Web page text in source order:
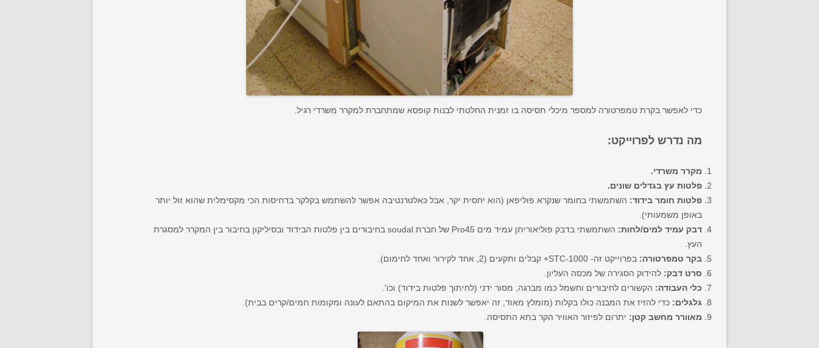
כדי לאפשר בקרת טמפרטורה למספר מיכלי תסיסה בו זמנית החלטתי לבנות קופסא שמתחברת למקרר משרדי רגיל.
מה נדרש לפרוייקט:
מקרר משרדי.
פלטות עץ בגדלים שונים.
פלטות חומר בידוד: השתמשתי בחומר שנקרא פוליפאן (הוא יחסית יקר, אבל כאלטרנטיבה אפשר להשתמש בקלקר בדחיסות הכי מקסימלית שהוא זול יותר
באופן משמעותי).
דבק עמיד למים/לחות:
השתמשתי בדבק פוליאוריתן עמיד מים Pro45 של חברת soudal בחיבורים בין פלטות הבידוד ובסיליקון בחיבור בין המקרר למסגרת
העץ.
בקר טמפרטורה: בפרוייקט זה- STC-1000+ קבלים ותקעים (2, אחד לקירור ואחד לחימום).
סרט דבק: להידוק הסגירה של מכסה העליון.
כלי העבודה: הקשורים לחיבורים וחשמל כמו מברגה, מסור ידני (לחיתוך פלטות בידוד) וכו'.
גלגלים: כדי להזיז את המבנה כולו בקלות (מומלץ מאוד, זה יאפשר לשנות את המיקום בהתאם לעונה ומקומות חמים/קרים בבית).
מאוורר מחשב קטן: יתרום לפיזור האוויר הקר בתא התסיסה.